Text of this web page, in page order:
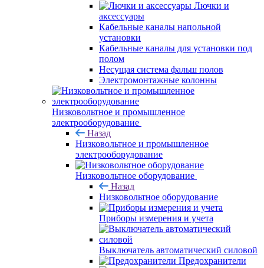
Лючки и
аксессуары
Кабельные каналы напольной
установки
Кабельные каналы для установки под
полом
Несущая система фальш полов
Электромонтажные колонны
Низковольтное и промышленное
электрооборудование
Назад
Низковольтное и промышленное
электрооборудование
Низковольтное оборудование
Назад
Низковольтное оборудование
Приборы измерения и учета
Выключатель автоматический силовой
Предохранители